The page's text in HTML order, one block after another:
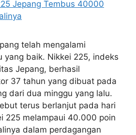
telah mengalami
yang baik. Nikkei 225, indeks
Jepang, berhasil
37 tahun yang dibuat pada
dari dua minggu yang lalu.
terus berlanjut pada hari
225 melampaui 40.000 poin
dalam perdagangan